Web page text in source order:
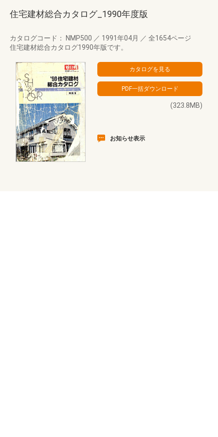
住宅建材総合カタログ_1990年度版
カタログコード： NMP500 ／ 1991年04月 ／ 全1654ページ
住宅建材総合カタログ1990年版です。
(323.8MB)
お知らせ表示